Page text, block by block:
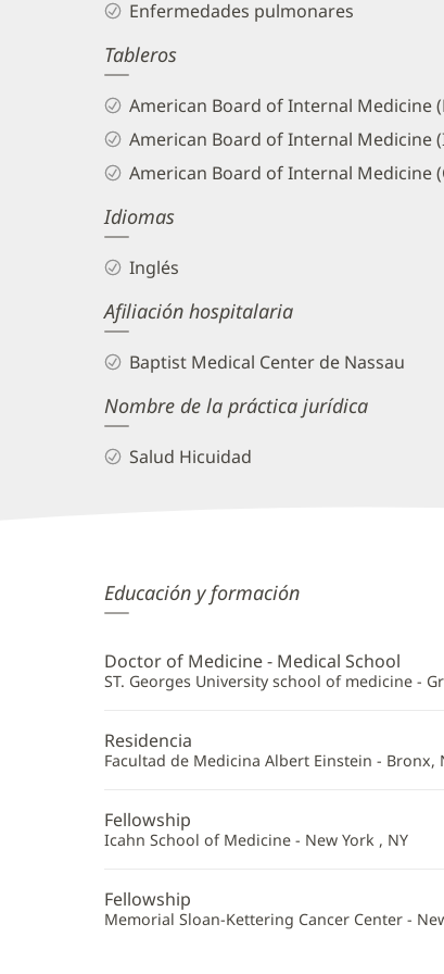
and
Info
Enfermedades pulmonares
Tableros
American Board of Internal Medicine
American Board of Internal Medicine
American Board of Internal Medicine
Idiomas
Inglés
Afiliación hospitalaria
Baptist Medical Center de Nassau
Nombre de la práctica jurídica
Salud Hicuidad
David
Eshak,
MD
Información
Educación y formación
Doctor of Medicine - Medical School
ST. Georges University school of medicine -
Residencia
Facultad de Medicina Albert Einstein - Bronx,
Fellowship
Icahn School of Medicine - New York , NY
Fellowship
Memorial Sloan-Kettering Cancer Center -